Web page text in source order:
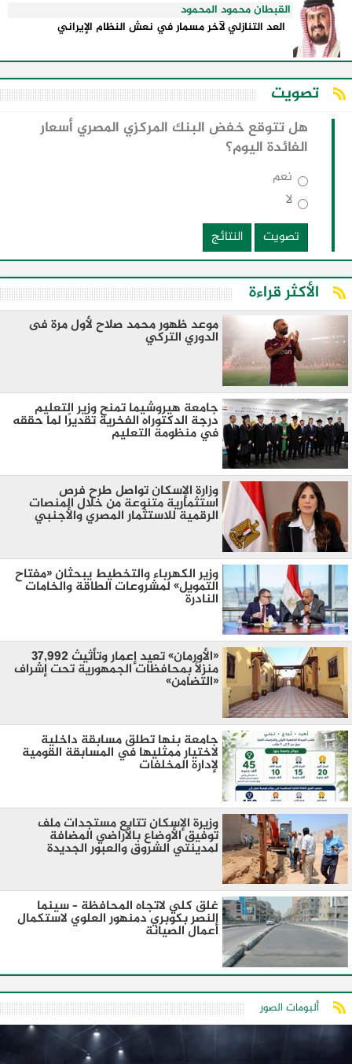
القبطان محمود المحمود
العد التنازلي لآخر مسمار في نعش النظام الإيراني
تصويت
هل تتوقع خفض البنك المركزي المصري أسعار
الفائدة اليوم؟
نعم
لا
تصويت
النتائج
الأكثر قراءة
موعد ظهور محمد صلاح لأول مرة فى
الدوري التركي
جامعة هيروشيما تمنح وزير التعليم
درجة الدكتوراه الفخرية تقديرًا لما حققه
في منظومة التعليم
وزارة الإسكان تواصل طرح فرص
استثمارية متنوعة من خلال المنصات
الرقمية للاستثمار المصري والأجنبي
وزير الكهرباء والتخطيط يبحثان «مفتاح
التمويل» لمشروعات الطاقة والخامات
النادرة
«الأورمان» تعيد إعمار وتأثيث 37,992
منزلًا بمحافظات الجمهورية تحت إشراف
«التضامن»
جامعة بنها تطلق مسابقة داخلية
لاختيار ممثليها في المسابقة القومية
لإدارة المخلفات
وزيرة الإسكان تتابع مستجدات ملف
توفيق الأوضاع بالأراضي المضافة
لمدينتي الشروق والعبور الجديدة
غلق كلي لاتجاه المحافظة – سينما
النصر بكوبري دمنهور العلوي لاستكمال
أعمال الصيانة
ألبومات الصور